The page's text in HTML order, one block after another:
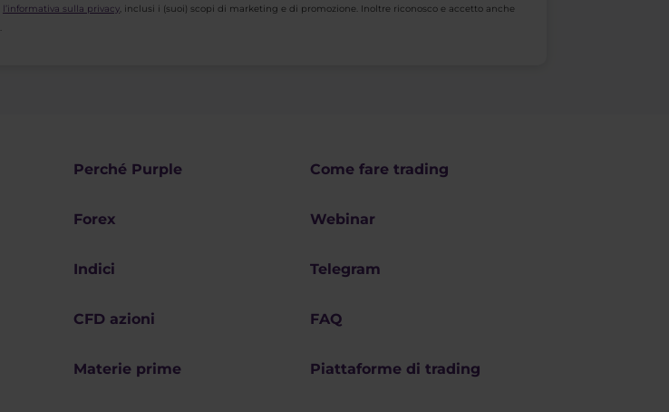
l’informativa sulla privacy, inclusi i (suoi) scopi di marketing e di promozione. Inoltre riconosco e accetto anche
.
Perché Purple Come fare trading
Forex Webinar
Indici Telegram
CFD azioni FAQ
Materie prime Piattaforme di trading